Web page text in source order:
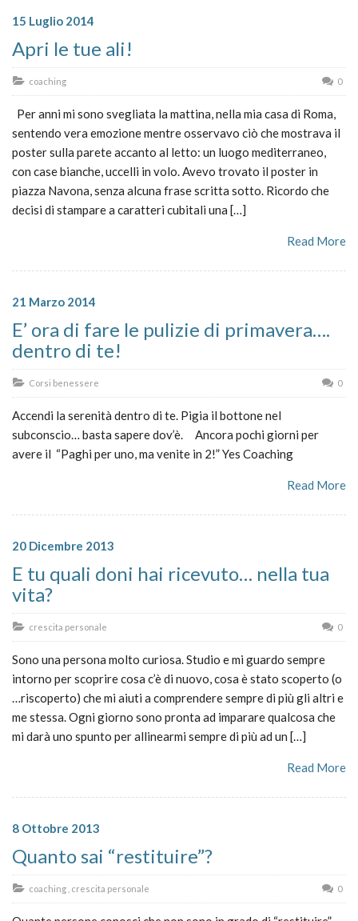
15 Luglio 2014
Apri le tue ali!
coaching 0
Per anni mi sono svegliata la mattina, nella mia casa di Roma,
sentendo vera emozione mentre osservavo ciò che mostrava il
poster sulla parete accanto al letto: un luogo mediterraneo,
con case bianche, uccelli in volo. Avevo trovato il poster in
piazza Navona, senza alcuna frase scritta sotto. Ricordo che
decisi di stampare a caratteri cubitali una […]
Read More
21 Marzo 2014
E’ ora di fare le pulizie di primavera….
dentro di te!
Corsi benessere 0
Accendi la serenità dentro di te. Pigia il bottone nel
subconscio… basta sapere dov’è. Ancora pochi giorni per
avere il “Paghi per uno, ma venite in 2!” Yes Coaching
Read More
20 Dicembre 2013
E tu quali doni hai ricevuto… nella tua
vita?
crescita personale 0
Sono una persona molto curiosa. Studio e mi guardo sempre
intorno per scoprire cosa c’è di nuovo, cosa è stato scoperto (o
…riscoperto) che mi aiuti a comprendere sempre di più gli altri e
me stessa. Ogni giorno sono pronta ad imparare qualcosa che
mi darà uno spunto per allinearmi sempre di più ad un […]
Read More
8 Ottobre 2013
Quanto sai “restituire”?
coaching crescita personale 0